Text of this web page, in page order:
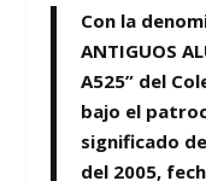
Con la
ANTIGUOS
A525” del
bajo el
significado
del 2005,